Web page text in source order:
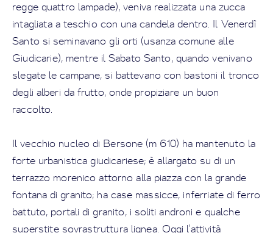
regge quattro lampade), veniva realizzata una zucca
intagliata a teschio con una candela dentro. Il Venerdì
Santo si seminavano gli orti (usanza comune alle
Giudicarie), mentre il Sabato Santo, quando venivano
slegate le campane, si battevano con bastoni il tronco
degli alberi da frutto, onde propiziare un buon
raccolto.
Il vecchio nucleo di Bersone (m 610) ha mantenuto la
forte urbanistica giudicariese; è allargato su di un
terrazzo morenico attorno alla piazza con la grande
fontana di granito; ha case massicce, inferriate di ferro
battuto, portali di granito, i soliti androni e qualche
superstite sovrastruttura lignea. Oggi l'attività